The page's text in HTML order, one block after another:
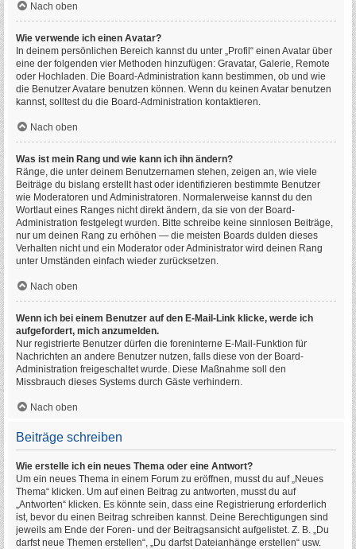
Nach oben
Wie verwende ich einen Avatar?
In deinem persönlichen Bereich kannst du unter „Profil“ einen Avatar über
eine der folgenden vier Methoden hinzufügen: Gravatar, Galerie, Remote
oder Hochladen. Die Board-Administration kann bestimmen, ob und wie
die Benutzer Avatare benutzen können. Wenn du keinen Avatar benutzen
kannst, solltest du die Board-Administration kontaktieren.
Nach oben
Was ist mein Rang und wie kann ich ihn ändern?
Ränge, die unter deinem Benutzernamen stehen, zeigen an, wie viele
Beiträge du bislang erstellt hast oder identifizieren bestimmte Benutzer
wie Moderatoren und Administratoren. Normalerweise kannst du den
Wortlaut eines Ranges nicht direkt ändern, da sie von der Board-
Administration festgelegt wurden. Bitte schreibe keine sinnlosen Beiträge,
nur um deinen Rang zu erhöhen — die meisten Boards dulden dieses
Verhalten nicht und ein Moderator oder Administrator wird deinen Rang
unter Umständen einfach wieder zurücksetzen.
Nach oben
Wenn ich bei einem Benutzer auf den E-Mail-Link klicke, werde ich
aufgefordert, mich anzumelden.
Nur registrierte Benutzer dürfen die foreninterne E-Mail-Funktion für
Nachrichten an andere Benutzer nutzen, falls diese von der Board-
Administration freigeschaltet wurde. Diese Maßnahme soll den
Missbrauch dieses Systems durch Gäste verhindern.
Nach oben
Beiträge schreiben
Wie erstelle ich ein neues Thema oder eine Antwort?
Um ein neues Thema in einem Forum zu eröffnen, musst du auf „Neues
Thema“ klicken. Um auf einen Beitrag zu antworten, musst du auf
„Antworten“ klicken. Es könnte sein, dass eine Registrierung erforderlich
ist, bevor du einen Beitrag schreiben kannst. Deine Berechtigungen sind
jeweils am Ende der Foren- und der Beitragsansicht aufgelistet. Z. B. „Du
darfst neue Themen erstellen“, „Du darfst Dateianhänge erstellen“ usw.